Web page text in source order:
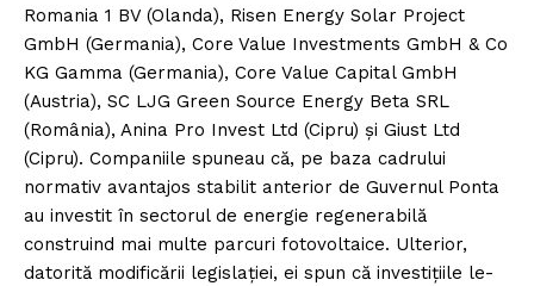
Romania 1 BV (Olanda), Risen Energy Solar Project
GmbH (Germania), Core Value Investments GmbH & Co
KG Gamma (Germania), Core Value Capital GmbH
(Austria), SC LJG Green Source Energy Beta SRL
(România), Anina Pro Invest Ltd (Cipru) și Giust Ltd
(Cipru). Companiile spuneau că, pe baza cadrului
normativ avantajos stabilit anterior de Guvernul Ponta
au investit în sectorul de energie regenerabilă
construind mai multe parcuri fotovoltaice. Ulterior,
datorită modificării legislației, ei spun că investițiile le-